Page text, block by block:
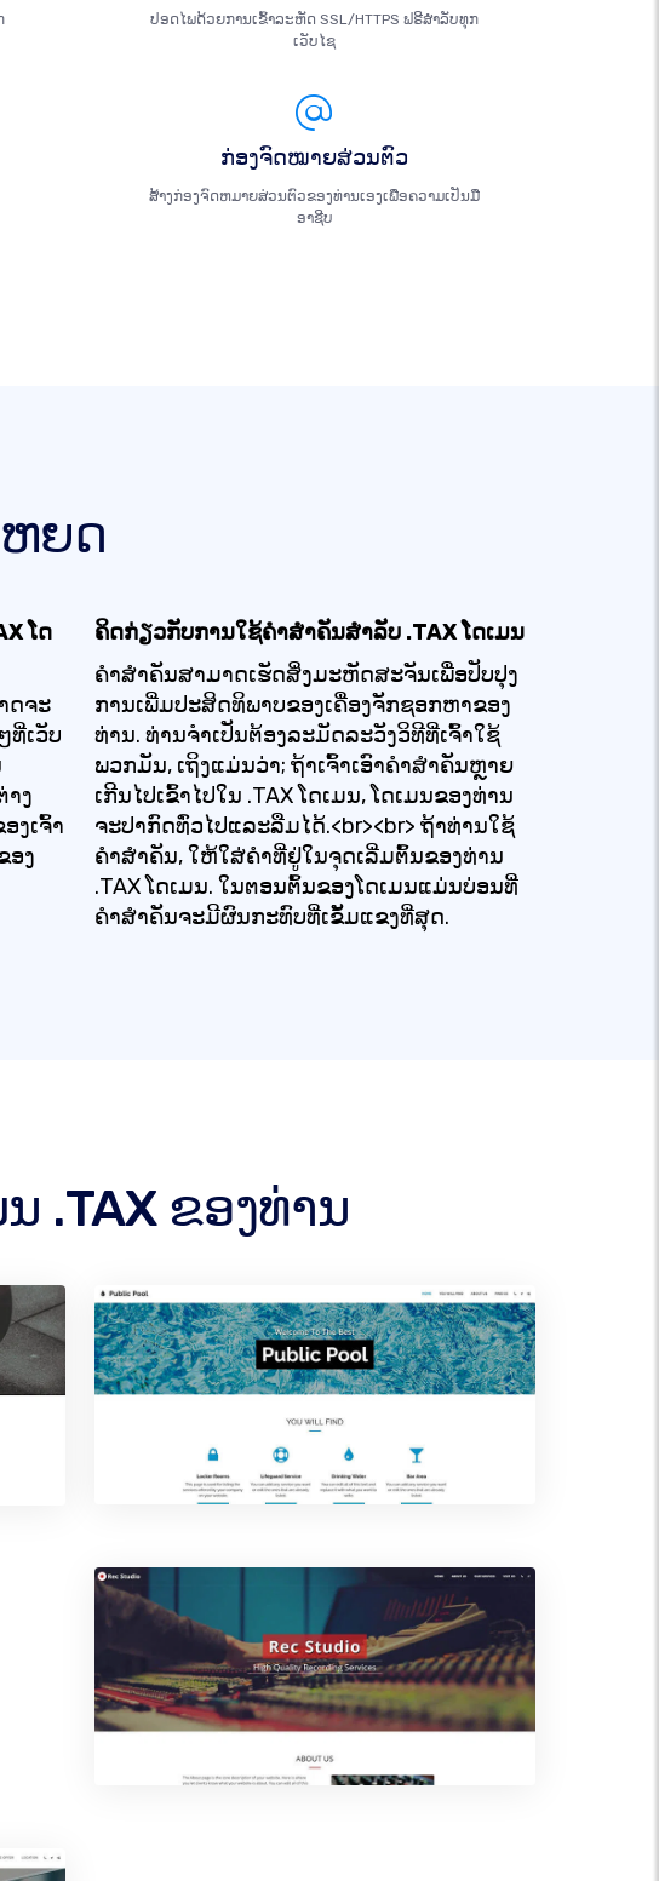
ປອດໄພດ້ວຍການເຂົ້າລະຫັດ SSL/HTTPS ຟຣີສຳລັບທຸກ
ເວັບໄຊ
ກ່ອງຈົດໝາຍສ່ວນຕົວ
ສ້າງກ່ອງຈົດຫມາຍສ່ວນຕົວຂອງທ່ານເອງເພື່ອຄວາມເປັນມື
ອາຊີບ
ຍດ
ໂດ
ດຈະ
ທີ່ເວັບ
ງ
ງເຈົ້າ
ອງ
ຄິດກ່ຽວກັບການໃຊ້ຄໍາສໍາຄັນສໍາລັບ .TAX ໂດເມນ
ຄໍາສໍາຄັນສາມາດເຮັດສິ່ງມະຫັດສະຈັນເພື່ອປັບປຸງ
ການເພີ່ມປະສິດທິພາບຂອງເຄື່ອງຈັກຊອກຫາຂອງ
ທ່ານ. ທ່ານຈໍາເປັນຕ້ອງລະມັດລະວັງວິທີທີ່ເຈົ້າໃຊ້
ພວກມັນ, ເຖິງແມ່ນວ່າ; ຖ້າເຈົ້າເອົາຄໍາສໍາຄັນຫຼາຍ
ເກີນໄປເຂົ້າໄປໃນ .TAX ໂດເມນ, ໂດເມນຂອງທ່ານ
ຈະປາກົດທົ່ວໄປແລະລືມໄດ້.<br><br> ຖ້າທ່ານໃຊ້
ຄໍາສໍາຄັນ, ໃຫ້ໃສ່ຄໍາທີ່ຢູ່ໃນຈຸດເລີ່ມຕົ້ນຂອງທ່ານ
.TAX ໂດເມນ. ໃນຕອນຕົ້ນຂອງໂດເມນແມ່ນບ່ອນທີ່
ຄໍາສໍາຄັນຈະມີຜົນກະທົບທີ່ເຂັ້ມແຂງທີ່ສຸດ.
.TAX ຂອງທ່ານ